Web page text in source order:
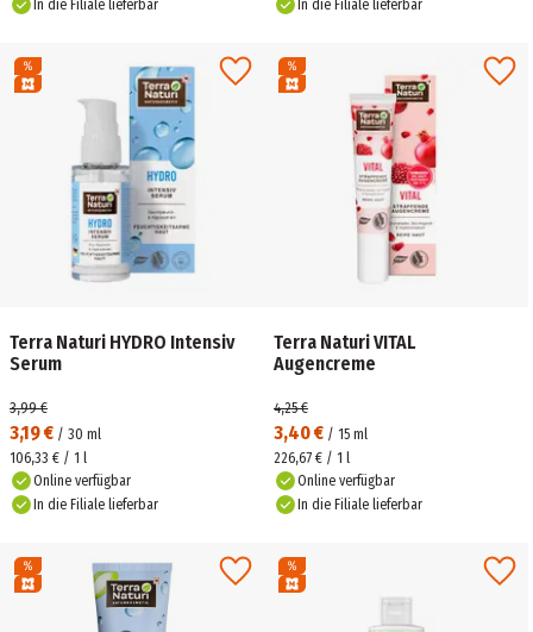
In die Filiale lieferbar
In die Filiale lieferbar
Terra Naturi HYDRO Intensiv
Serum
3,19 € / 30 ml
3,99 €
106,33 € / 1 l
Online verfügbar
In die Filiale lieferbar
Terra Naturi VITAL
Augencreme
3,40 € / 15 ml
4,25 €
226,67 € / 1 l
Online verfügbar
In die Filiale lieferbar